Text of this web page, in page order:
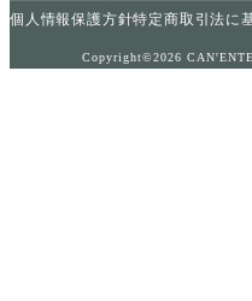
個人情報保護方針特定商取引法に
Copyright©2026